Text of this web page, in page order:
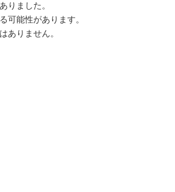
りました。
可能性があります。
ありません。